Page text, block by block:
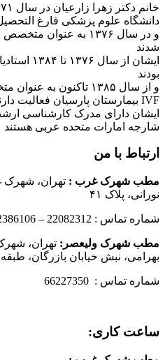
دانشگاه علوم پزشکی فارغ
و در سال ۱۳۷۶ به
شدند
ایشان از
بودند
و از سال ۱۳۸۵ تاکنون
IVF بیمارستان پارسیان فعالیت دارند.
ایشان دارای مدرک کارشناسی
شارجه امارات متحده عربی هستند
ارتباط با من
مطب شهرک غرب : تهران، شهرک
نورانی، پلاک ۴۱
شماره تماس : 22082312 – 22386106
مطب شهرک ولیعصر: تهران،
بهرامی، نبش خیابان بازرگان،
شماره تماس : 66227350
ساعت کاری: